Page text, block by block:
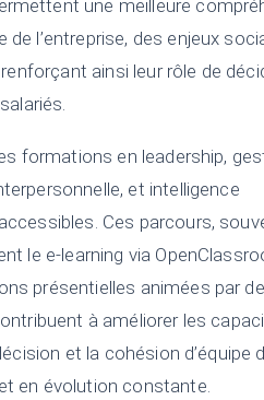
une meilleure
l’entreprise, des enjeux
ainsi leur rôle de
formations en leadership,
et intelligence
Ces parcours,
le e-learning via
présentielles animées par
à améliorer les
et la cohésion d’équipe
en évolution constante.